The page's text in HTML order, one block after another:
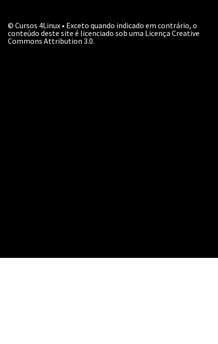
© Cursos 4Linux • Exceto quando indicado em contrário, o
conteúdo deste site é licenciado sob uma Licença Creative
Commons Attribution 3.0.